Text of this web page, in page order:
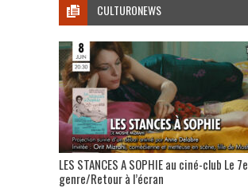
CULTURONEWS
LES STANCES A SOPHIE au ciné-club Le 7e
genre/Retour à l’écran